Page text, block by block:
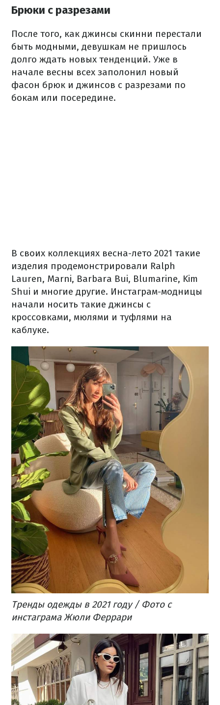
Брюки с разрезами
После того, как джинсы скинни перестали
быть модными, девушкам не пришлось
долго ждать новых тенденций. Уже в
начале весны всех заполонил новый
фасон брюк и джинсов с разрезами по
бокам или посередине.
В своих коллекциях весна-лето 2021 такие
изделия продемонстрировали Ralph
Lauren, Marni, Barbara Bui, Blumarine, Kim
Shui и многие другие. Инстаграм-модницы
начали носить такие джинсы с
кроссовками, мюлями и туфлями на
каблуке.
Тренды одежды в 2021 году / Фото с
инстаграма Жюли Феррари